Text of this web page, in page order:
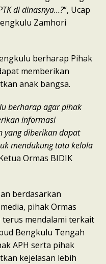
di dinasnya…?“, Ucap
Zamhori
berharap Pihak
memberikan
anak bangsa.
berharap agar pihak
informasi
yang diberikan dapat
mendukung tata kelola
Ormas BIDIK
berdasarkan
pihak Ormas
terus mendalami terkait
Bengkulu Tengah
APH serta pihak
kejelasan lebih